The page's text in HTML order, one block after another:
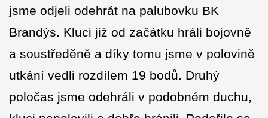
jsme odjeli odehrát na palubovku BK
Brandýs. Kluci již od začátku hráli bojovně
a soustředěně a díky tomu jsme v polovině
utkání vedli rozdílem 19 bodů. Druhý
poločas jsme odehráli v podobném duchu,